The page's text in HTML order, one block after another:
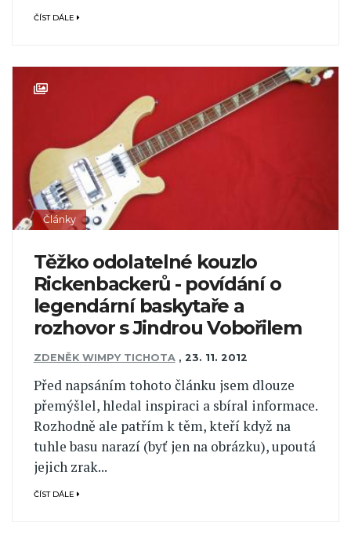
ČÍST DÁLE
Články
Těžko odolatelné kouzlo
Rickenbackerů - povídání o
legendární baskytaře a
rozhovor s Jindrou Vobořilem
ZDENĚK WIMPY TICHOTA , 23. 11. 2012
Před napsáním tohoto článku jsem dlouze
přemýšlel, hledal inspiraci a sbíral informace.
Rozhodně ale patřím k těm, kteří když na
tuhle basu narazí (byť jen na obrázku), upoutá
jejich zrak...
ČÍST DÁLE